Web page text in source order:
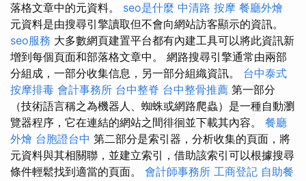
落格文章中的元資料。 seo是什麼 中清路 按摩 餐廳外燴
元資料是由搜尋引擎讀取但不會向網站訪客顯示的資訊。
seo服務 大多數網頁建置平台都有內建工具可以將此資訊新
增到每個頁面和部落格文章中。 網路搜尋引擎通常由兩部
分組成，一部分收集信息，另一部分組織資訊。 台中泰式
按摩排毒 會計事務所 台中整脊 台中整骨推薦 第一部分
（技術語言稱之為機器人、蜘蛛或網路爬蟲）是一種自動瀏
覽器程序，它在連結的網站之間徘徊並下載其內容。 餐廳
外燴 台胞證台中 第二部分是索引器，分析收集的頁面，將
元資料與其相關聯，並建立索引，借助該索引可以根據搜尋
條件輕鬆找到適當的頁面。 會計師事務所 工商登記 自助餐